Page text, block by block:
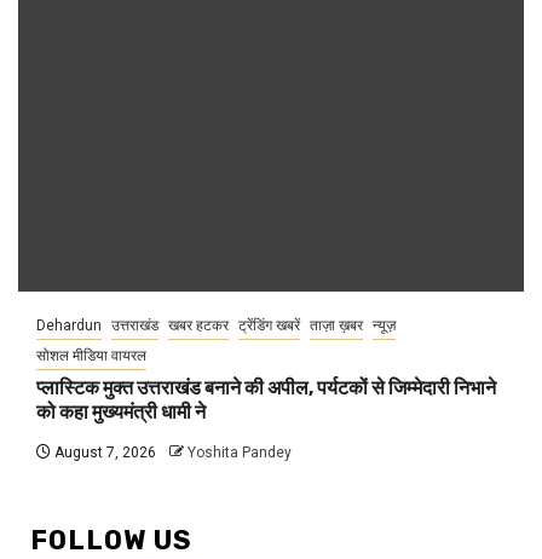
Dehardun उत्तराखंड खबर हटकर ट्रेंडिंग खबरें ताज़ा ख़बर न्यूज़
सोशल मीडिया वायरल
प्लास्टिक मुक्त उत्तराखंड बनाने की अपील, पर्यटकों से जिम्मेदारी निभाने
को कहा मुख्यमंत्री धामी ने
August 7, 2026 Yoshita Pandey
FOLLOW US